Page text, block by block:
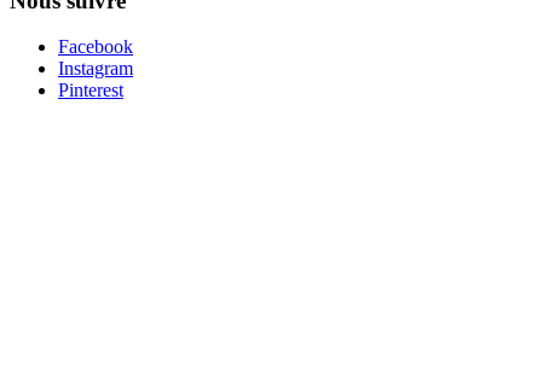
Facebook
Instagram
Pinterest